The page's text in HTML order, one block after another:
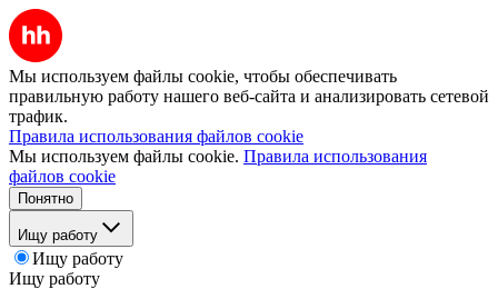
Мы используем файлы cookie, чтобы обеспечивать
правильную работу нашего веб-сайта и анализировать сетевой
трафик.
Правила использования файлов cookie
Мы используем файлы cookie. Правила использования
файлов cookie
Понятно
Ищу работу
Ищу работу
Ищу работу